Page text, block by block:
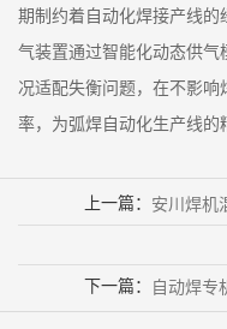
期制约着自动化焊接产线的
气装置通过智能化动态供气
况适配失衡问题，在不影
率，为弧焊自动化生产线的
上一篇： 安川焊机
下一篇： 自动焊专